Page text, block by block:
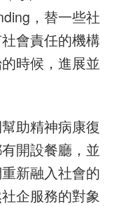
，替一些社
會責任的機構
時候，進展並
助精神病康復
開設餐廳，並
新融入社會的
企服務的對象